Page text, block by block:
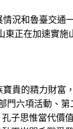
和魯臺交通
正在加速實
貴的精力財富
門六項活動、
子思惟當代價